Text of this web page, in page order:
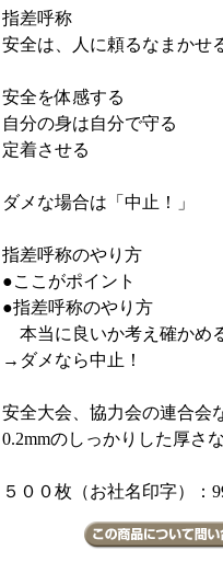
指差呼称
安全は、人に頼るなまかせ
安全を体感する
自分の身は自分で守る
定着させる
ダメな場合は「中止！」
指差呼称のやり方
●ここがポイント
●指差呼称のやり方
本当に良いか考え確かめ
→ダメなら中止！
安全大会、協力会の連合会
0.2mmのしっかりした厚さ
５００枚（お社名印字）：